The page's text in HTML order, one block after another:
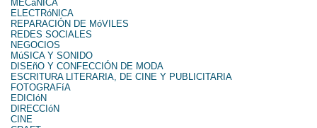
MECáNICA
ELECTRóNICA
REPARACIÓN DE MóVILES
REDES SOCIALES
NEGOCIOS
MúSICA Y SONIDO
DISEñO Y CONFECCIÓN DE MODA
ESCRITURA LITERARIA, DE CINE Y PUBLICITARIA
FOTOGRAFíA
EDICIóN
DIRECCIóN
CINE